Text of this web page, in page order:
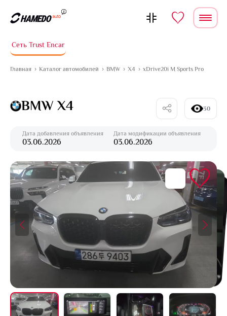
Сеть Trust Encar
Главная Каталог автомобилей BMW X4 xDrive20i M Sports Pro
BMW X4 30
Дата добавления объявления
03.06.2026
Дата модификации объявления
03.06.2026